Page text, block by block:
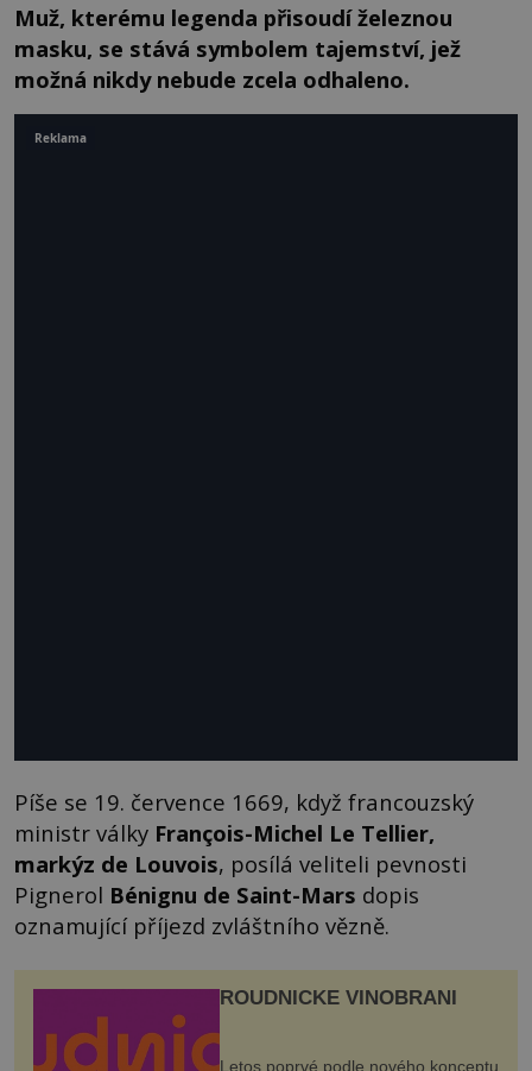
Muž, kterému legenda přisoudí železnou
masku, se stává symbolem tajemství, jež
možná nikdy nebude zcela odhaleno.
Píše se 19. července 1669, když francouzský
ministr války François-Michel Le Tellier,
markýz de Louvois, posílá veliteli pevnosti
Pignerol Bénignu de Saint-Mars dopis
oznamující příjezd zvláštního vězně.
ROUDNICKÉ VINOBRANÍ
Letos poprvé podle nového konceptu
Reklama